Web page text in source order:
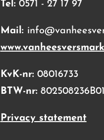
Tel: 0571 - 27 17 97
Mail:
KvK-nr: 08016733
BTW-nr: 802508236B01
Privacy statement